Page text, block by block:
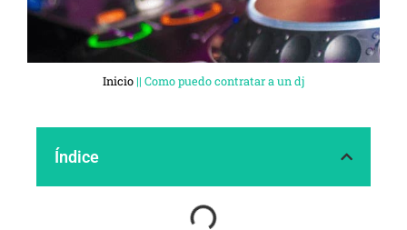
Inicio || Como puedo contratar a un dj
Índice